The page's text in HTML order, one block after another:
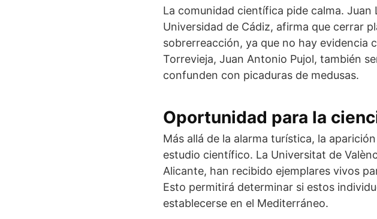
La comunidad científica pide calma.
Universidad de Cádiz, afirma que cerrar
sobrerreacción, ya que no hay evidencia
Torrevieja, Juan Antonio Pujol, también
confunden con picaduras de medusas.
Oportunidad para la
Más allá de la alarma turística, la
estudio científico. La Universitat de
Alicante, han recibido ejemplares vivos
Esto permitirá determinar si estos
establecerse en el Mediterráneo.